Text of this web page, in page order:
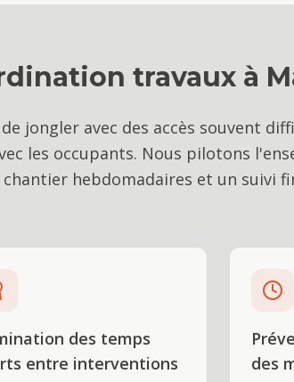
travaux à
jongler avec des accès souvent
les occupants. Nous pilotons
hebdomadaires et un suivi
des temps
entre interventions
des